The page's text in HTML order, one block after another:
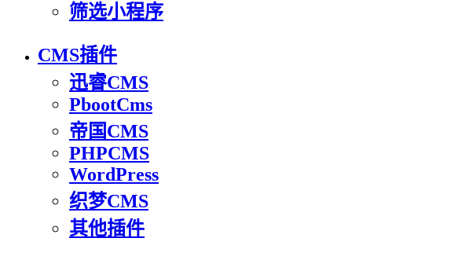
筛选小程序
CMS插件
迅睿CMS
PbootCms
帝国CMS
PHPCMS
WordPress
织梦CMS
其他插件